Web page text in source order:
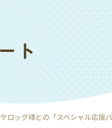
ト
ケロッグ様との「スペシャル応援